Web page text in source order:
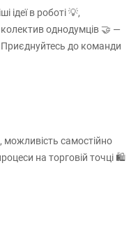
ідеї в роботі 💡,
однодумців 🤝 —
до команди
можливість самостійно
на торговій точці 🛍️